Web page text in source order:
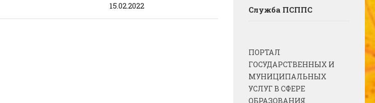
15.02.2022 Служба ПСППС
ПОРТАЛ
ГОСУДАРСТВЕННЫХ И
МУНИЦИПАЛЬНЫХ
УСЛУГ В СФЕРЕ
ОБРАЗОВАНИЯ